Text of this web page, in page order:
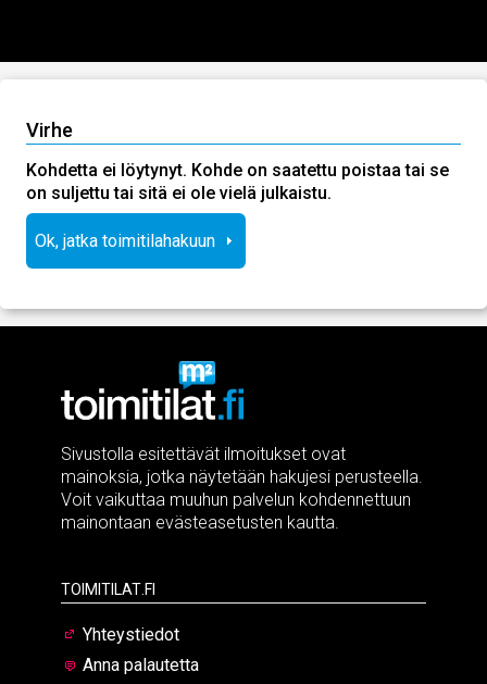
Virhe
Kohdetta ei löytynyt. Kohde on saatettu poistaa tai se
on suljettu tai sitä ei ole vielä julkaistu.
Ok, jatka toimitilahakuun
Sivustolla esitettävät ilmoitukset ovat
mainoksia, jotka näytetään hakujesi perusteella.
Voit vaikuttaa muuhun palvelun kohdennettuun
mainontaan evästeasetusten kautta.
Toimitilat.fi
Yhteystiedot
Anna palautetta